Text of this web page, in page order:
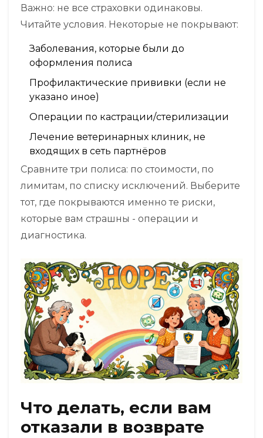
Важно: не все страховки одинаковы.
Читайте условия. Некоторые не покрывают:
Заболевания, которые были до
оформления полиса
Профилактические прививки (если не
указано иное)
Операции по кастрации/стерилизации
Лечение ветеринарных клиник, не
входящих в сеть партнёров
Сравните три полиса: по стоимости, по
лимитам, по списку исключений. Выберите
тот, где покрываются именно те риски,
которые вам страшны - операции и
диагностика.
Что делать, если вам
отказали в возврате